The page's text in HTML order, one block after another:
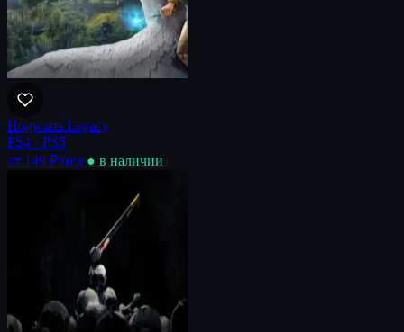
Hogwarts Legacy
PS4 · PS5
от 149 ₽/нед ● в наличии